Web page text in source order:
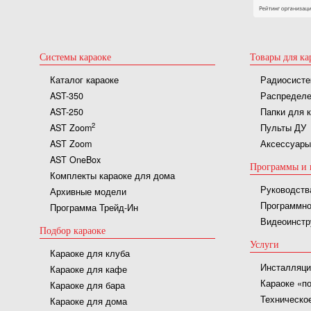
Системы караоке
Каталог караоке
AST-350
AST-250
AST Zoom2
AST Zoom
AST OneBox
Комплекты караоке для дома
Архивные модели
Программа Трейд-Ин
Подбор караоке
Караоке для клуба
Караоке для кафе
Караоке для бара
Караоке для дома
Товары для
Папки для
Пульты ДУ
Аксессуары
Программы и
Услуги
Караоке